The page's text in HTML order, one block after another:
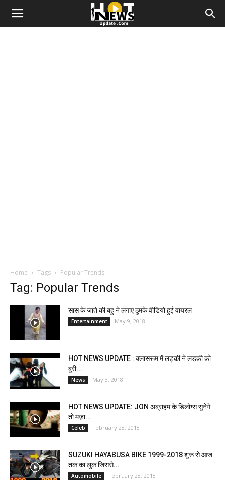
Home Tags Popular Trends
Tag: Popular Trends
सास के जाते की बहु ने लगाए ठुमके वीडियो हुई वायरल
Entertainment May 9, 2018
HOT NEWS UPDATE : क्लासरूम में लड़की ने लड़की को
बुरी...
News May 3, 2018
HOT NEWS UPDATE: JON अब्राहम के डिलोग्स सुनेगे
तो मज़ा...
Celeb February 28, 2018
SUZUKI HAYABUSA BIKE 1999-2018 शुरू से आज
तक का लुक जिससे...
Automobile February 28, 2018